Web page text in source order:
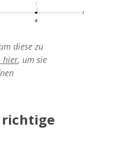
diese zu
hier, um sie
richtige